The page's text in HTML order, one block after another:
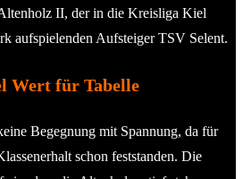
II, der in die Kreisliga Kiel
aufspielenden Aufsteiger TSV Selent.
Wert für Tabelle
Begegnung mit Spannung, da für
schon feststanden. Die